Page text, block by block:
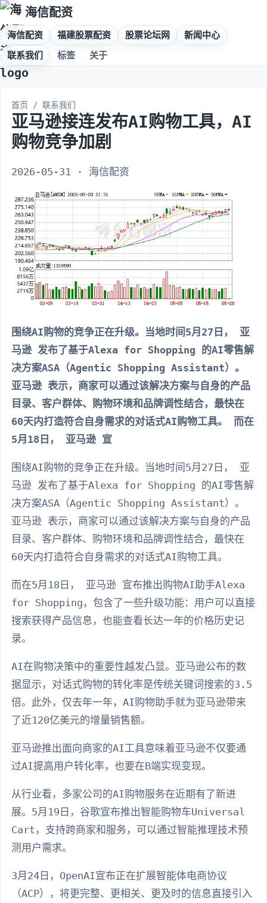
海信配资
海信配资 福建股票配资 股票论坛网
新闻中心
联系我们
标签 关于
首页 / 联系我们
亚马逊接连发布AI购物工具，AI
购物竞争加剧
2026-05-31 · 海信配资
围绕AI购物的竞争正在升级。当地时间5月27日， 亚
马逊 发布了基于Alexa for Shopping 的AI零售解
决方案ASA（Agentic Shopping Assistant）。
亚马逊 表示，商家可以通过该解决方案与自身的产品
目录、客户群体、购物环境和品牌调性结合，最快在
60天内打造符合自身需求的对话式AI购物工具。 而在
5月18日， 亚马逊 宣
围绕AI购物的竞争正在升级。当地时间5月27日， 亚
马逊 发布了基于Alexa for Shopping 的AI零售解
决方案ASA（Agentic Shopping Assistant）。
亚马逊 表示，商家可以通过该解决方案与自身的产品
目录、客户群体、购物环境和品牌调性结合，最快在
60天内打造符合自身需求的对话式AI购物工具。
而在5月18日， 亚马逊 宣布推出购物AI助手Alexa
for Shopping，包含了一些升级功能：用户可以直接
搜索获得产品信息，也能查看长达一年的价格历史记
录。
AI在购物决策中的重要性越发凸显。亚马逊公布的数
据显示，对话式购物的转化率是传统关键词搜索的3.5
倍。此外，仅去年一年，AI购物助手就为亚马逊带来
了近120亿美元的增量销售额。
亚马逊推出面向商家的AI工具意味着亚马逊不仅要通
过AI提高用户转化率，也要在B端实现变现。
从行业看，多家公司的AI购物服务在近期有了新进
展。5月19日，谷歌宣布推出智能购物车Universal
Cart，支持跨商家和服务，可以通过智能推理技术预
测用户需求。
3月24日，OpenAI宣布正在扩展智能体电商协议
（ACP），将更完整、更相关、更及时的信息直接引入